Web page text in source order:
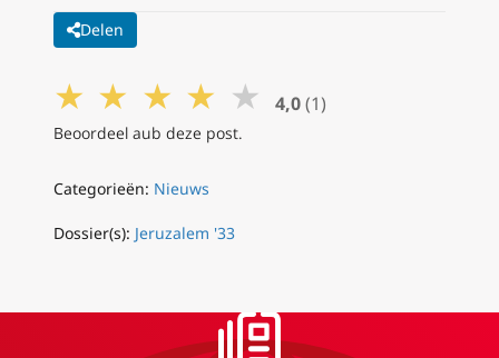
Delen
★ ★ ★ ★ ★ 4,0 (1)
Beoordeel aub deze post.
Categorieën: Nieuws
Dossier(s): Jeruzalem '33